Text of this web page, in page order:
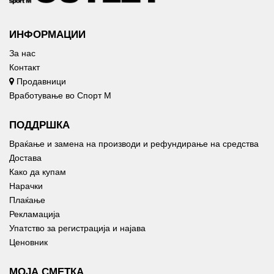
ИНФОРМАЦИИ
За нас
Контакт
Продавници
Вработување во Спорт М
ПОДДРШКА
Враќање и замена на производи и рефундирање на средства
Достава
Како да купам
Нарачки
Плаќање
Рекламација
Упатство за регистрација и најава
Ценовник